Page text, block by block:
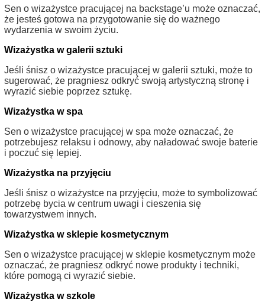
Sen o wizażystce pracującej na backstage’u może oznaczać,
że jesteś gotowa na przygotowanie się do ważnego
wydarzenia w swoim życiu.
Wizażystka w galerii sztuki
Jeśli śnisz o wizażystce pracującej w galerii sztuki, może to
sugerować, że pragniesz odkryć swoją artystyczną stronę i
wyrazić siebie poprzez sztukę.
Wizażystka w spa
Sen o wizażystce pracującej w spa może oznaczać, że
potrzebujesz relaksu i odnowy, aby naładować swoje baterie
i poczuć się lepiej.
Wizażystka na przyjęciu
Jeśli śnisz o wizażystce na przyjęciu, może to symbolizować
potrzebę bycia w centrum uwagi i cieszenia się
towarzystwem innych.
Wizażystka w sklepie kosmetycznym
Sen o wizażystce pracującej w sklepie kosmetycznym może
oznaczać, że pragniesz odkryć nowe produkty i techniki,
które pomogą ci wyrazić siebie.
Wizażystka w szkole